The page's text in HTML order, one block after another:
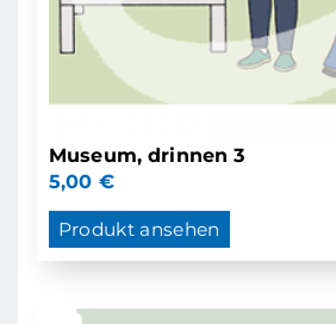
Museum, drinnen 3
5,00 €
Produkt ansehen